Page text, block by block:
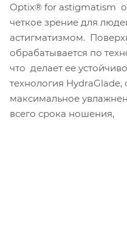
Optix® for astigmatism
четкое зрение для
астигматизмом.
обрабатывается по
что делает ее
технология HydraGlade,
максимальное
всего срока ношения,